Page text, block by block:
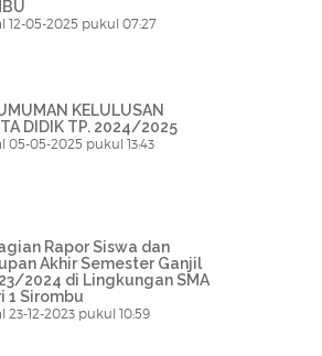
12-05-2025 pukul 07:27
KELULUSAN
DIDIK TP. 2024/2025
05-05-2025 pukul 13:43
Rapor Siswa dan
Akhir Semester Ganjil
2024 di Lingkungan SMA
1 Sirombu
23-12-2023 pukul 10:59